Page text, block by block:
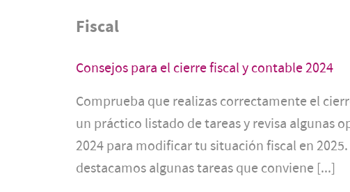
Fiscal
Consejos para el cierre fiscal y contable 2024
Comprueba que realizas correctamente el
un práctico listado de tareas y revisa algunas
2024 para modificar tu situación fiscal en
destacamos algunas tareas que conviene [...]